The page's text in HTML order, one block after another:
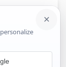
Relevantni